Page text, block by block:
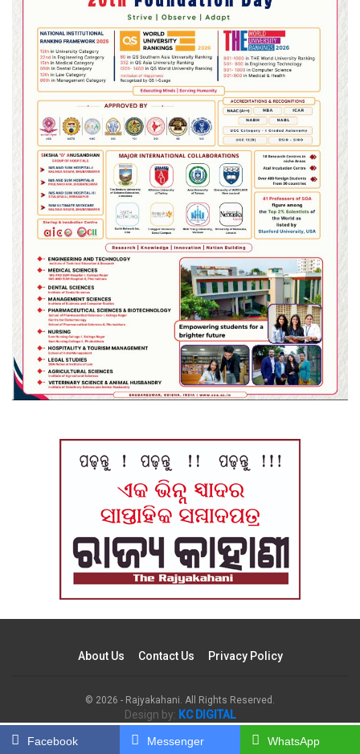
About Us Contact Us Privacy Policy
© 2026 - Rajyakahani. All Rights Reserved.
Design by: KC DIGITAL
Facebook Messenger WhatsApp